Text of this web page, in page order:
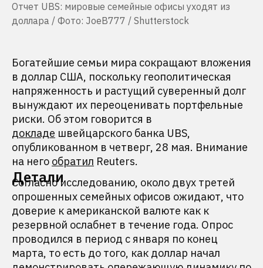
Отчет UBS: мировые семейные офисы уходят из
доллара / Фото: JoeB777 / Shutterstock
Богатейшие семьи мира сокращают вложения
в доллар США, поскольку геополитическая
напряженность и растущий суверенный долг
вынуждают их переоценивать портфельные
риски. Об этом говорится в
докладе швейцарского банка UBS,
опубликованном в четверг, 28 мая. Внимание
на него обратил Reuters.
Детали
Согласно исследованию, около двух третей
опрошенных семейных офисов ожидают, что
доверие к американской валюте как к
резервной ослабнет в течение года. Опрос
проводился в период с января по конец
марта, то есть до того, как доллар начал